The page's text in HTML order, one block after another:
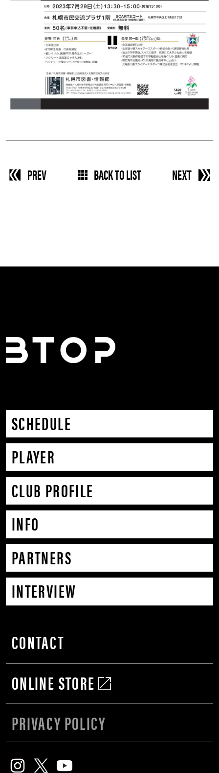
PREV BACK TO LIST NEXT
SCHEDULE
PLAYER
CLUB PROFILE
INFO
PARTNERS
INTERVIEW
CONTACT
ONLINE STORE
PRIVACY POLICY